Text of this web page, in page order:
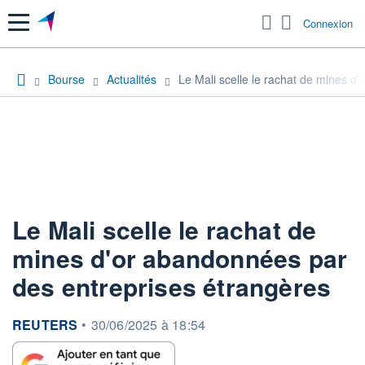
Menu Connexion
Bourse Actualités Le Mali scelle le rachat de mines
Le Mali scelle le rachat de
mines d'or abandonnées par
des entreprises étrangères
information fournie par
REUTERS • 30/06/2025 à 18:54